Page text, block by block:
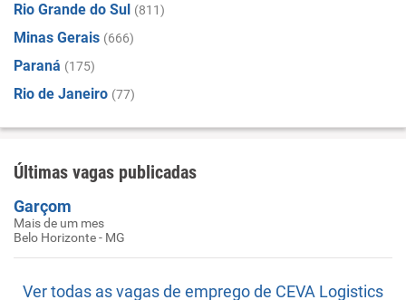
Rio Grande do Sul (811)
Minas Gerais (666)
Paraná (175)
Rio de Janeiro (77)
Últimas vagas publicadas
Garçom
Mais de um mes
Belo Horizonte - MG
Ver todas as vagas de emprego de CEVA Logistics